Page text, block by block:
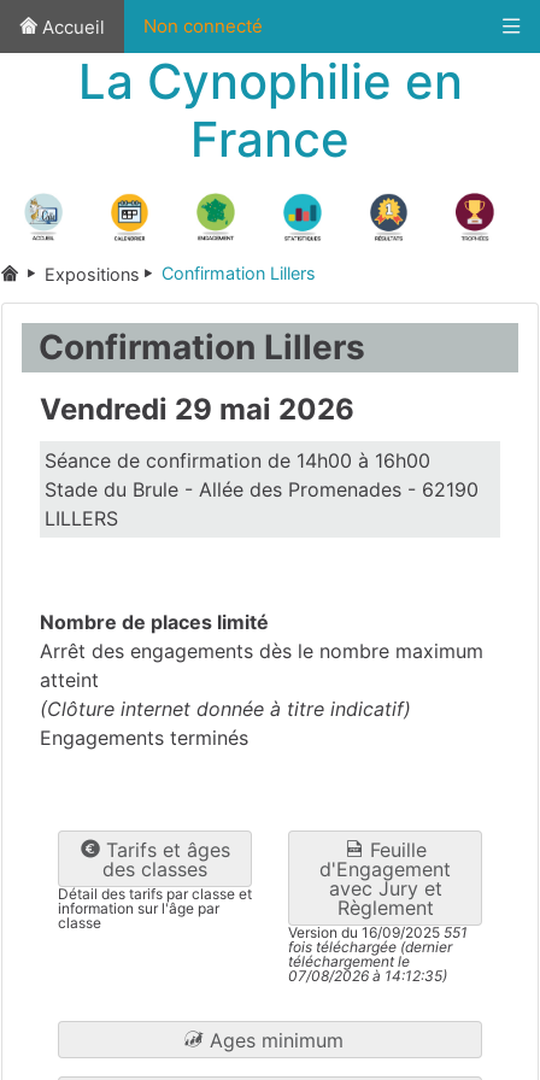
Accueil Non connecté
La Cynophilie en
France
Expositions Confirmation Lillers
Confirmation Lillers
Vendredi 29 mai 2026
Séance de confirmation de 14h00 à 16h00
Stade du Brule - Allée des Promenades - 62190
LILLERS
Nombre de places limité
Arrêt des engagements dès le nombre maximum
atteint
(Clôture internet donnée à titre indicatif)
Engagements terminés
Tarifs et âges
des classes
Détail des tarifs par classe et
information sur l'âge par
classe
Feuille
d'Engagement
avec Jury et
Règlement
Version du 16/09/2025 551
fois téléchargée (dernier
téléchargement le
07/08/2026 à 14:12:35)
Ages minimum